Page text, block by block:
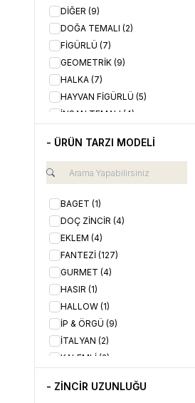
DİĞER (9)
DOĞA TEMALI (2)
FİGÜRLÜ (7)
GEOMETRİK (9)
HALKA (7)
HAYVAN FİGÜRLÜ (5)
İNSAN TEMALI (4)
KALP RİTMİ(2)
OTANTİK(1)
RENKLİ (4)
SADE(75)
SEVGİ TEMALI
SONSUZLUK(4)
TAŞLI(15)
YAZI & HARF TEMALI
YILDIZ(4)
- ÜRÜN TARZI MODELİ
BAGET (1)
DOÇ ZİNCİR (4)
EKLEM (4)
FANTEZİ (127)
GURMET (4)
HASIR (1)
HALLOW (1)
İP & ÖRGÜ (9)
İTALYAN (2)
KALEMLİ (2)
KLASİK(1)
- ZİNCİR UZUNLUĞU